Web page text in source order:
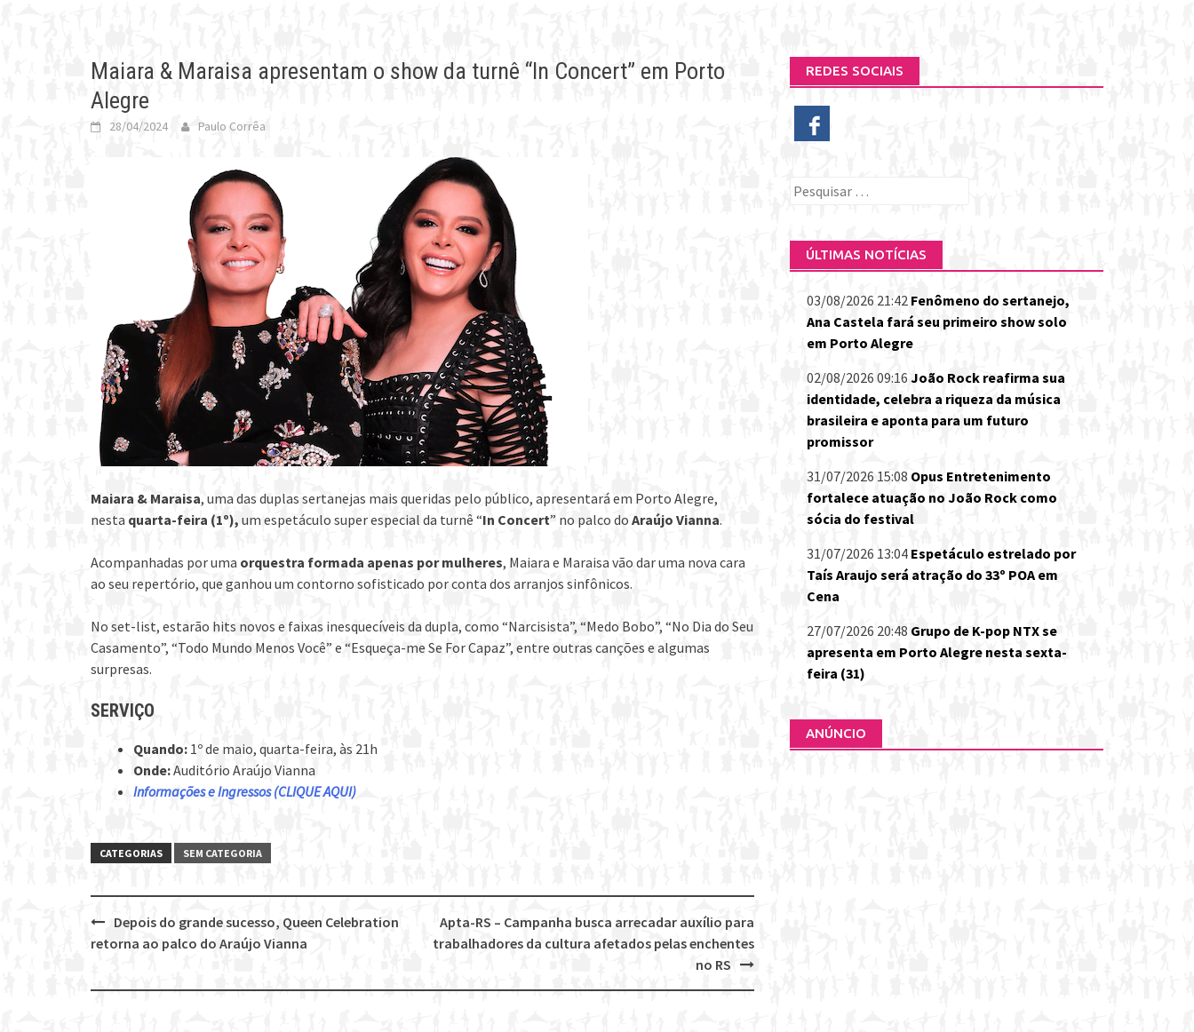
Maiara & Maraisa apresentam o show da turnê “In Concert” em Porto
Alegre
28/04/2024 Paulo Corrêa
Maiara & Maraisa, uma das duplas sertanejas mais queridas pelo público, apresentará em Porto Alegre,
nesta quarta-feira (1º), um espetáculo super especial da turnê “In Concert” no palco do Araújo Vianna.
Acompanhadas por uma orquestra formada apenas por mulheres, Maiara e Maraisa vão dar uma nova cara
ao seu repertório, que ganhou um contorno sofisticado por conta dos arranjos sinfônicos.
No set-list, estarão hits novos e faixas inesquecíveis da dupla, como “Narcisista”, “Medo Bobo”, “No Dia do Seu
Casamento”, “Todo Mundo Menos Você” e “Esqueça-me Se For Capaz”, entre outras canções e algumas
surpresas.
SERVIÇO
Quando: 1º de maio, quarta-feira, às 21h
Onde:Auditório Araújo Vianna
Informações e Ingressos (CLIQUE AQUI)
CATEGORIAS SEM CATEGORIA
Post
Apta-RS – Campanha busca arrecadar auxílio para
trabalhadores da cultura afetados pelas enchentes
no RS
Depois do grande sucesso, Queen Celebration
retorna ao palco do Araújo Vianna
REDES SOCIAIS
Pesquisar
ÚLTIMAS NOTÍCIAS
03/08/2026 21:42 Fenômeno do sertanejo,
Ana Castela fará seu primeiro show solo
em Porto Alegre
02/08/2026 09:16 João Rock reafirma sua
identidade, celebra a riqueza da música
brasileira e aponta para um futuro
promissor
31/07/2026 15:08 Opus Entretenimento
fortalece atuação no João Rock como
sócia do festival
31/07/2026 13:04 Espetáculo estrelado por
Taís Araujo será atração do 33º POA em
Cena
27/07/2026 20:48 Grupo de K-pop NTX se
apresenta em Porto Alegre nesta sexta-
feira (31)
ANÚNCIO